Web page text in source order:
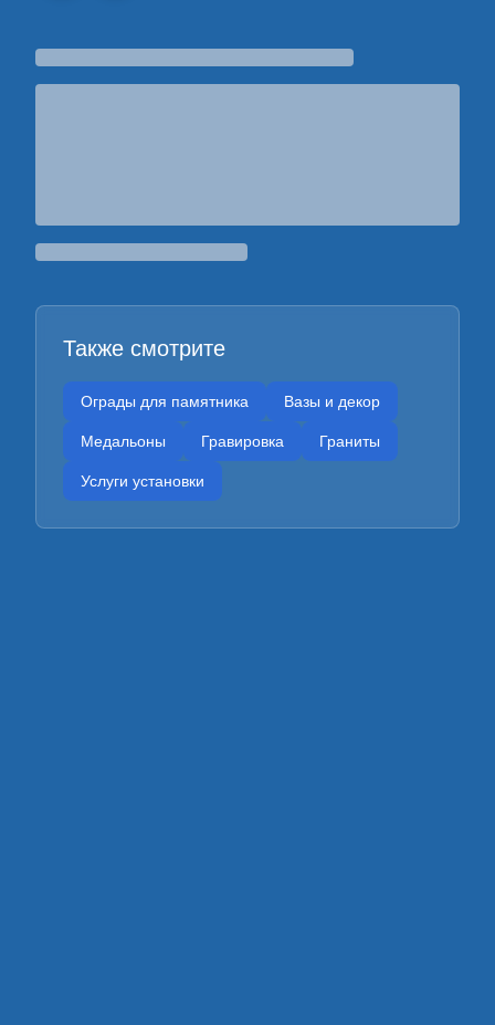
Также смотрите
Ограды для памятника Вазы и декор
Медальоны Гравировка Граниты
Услуги установки